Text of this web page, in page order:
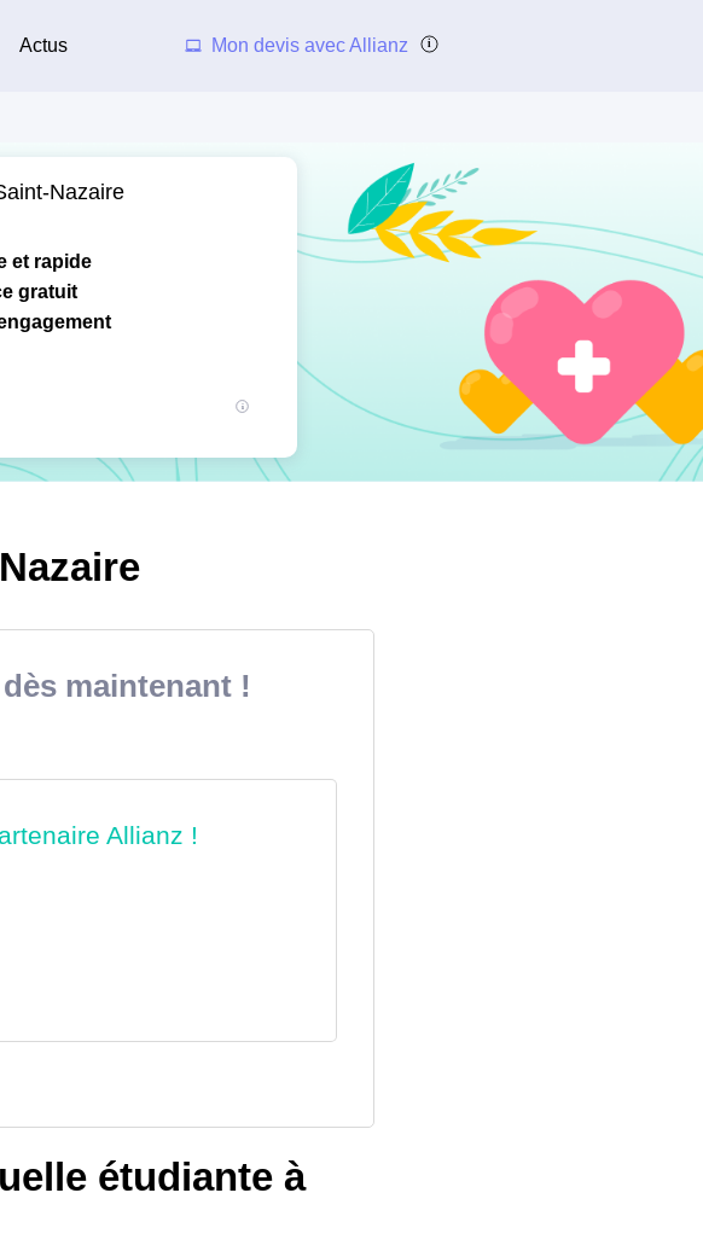
Actus Mon devis avec Allianz
Nazaire
et rapide
gratuit
maintenant !
étudiante à